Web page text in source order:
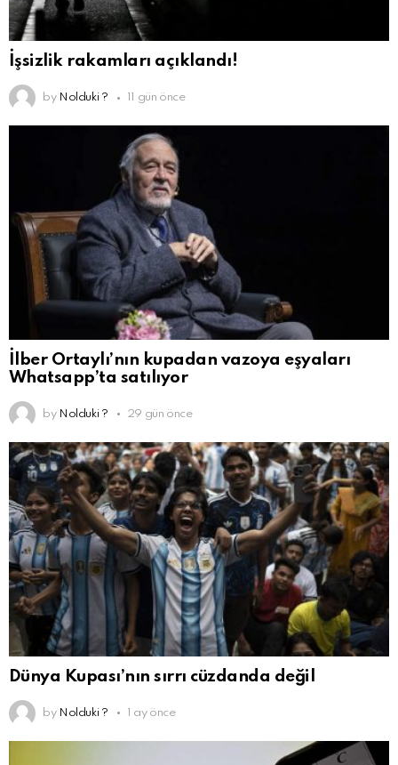
İşsizlik rakamları açıklandı!
by Nolduki ? 11 gün önce
İlber Ortaylı’nın kupadan vazoya eşyaları
Whatsapp’ta satılıyor
by Nolduki ? 29 gün önce
Dünya Kupası’nın sırrı cüzdanda değil
by Nolduki ? 1 ay önce